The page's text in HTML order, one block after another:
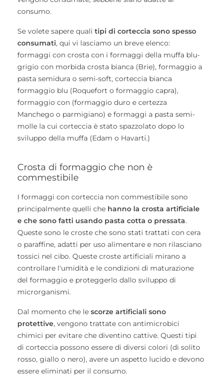
consumo.
Se volete sapere quali tipi di corteccia sono spesso
consumati, qui vi lasciamo un breve elenco:
formaggi con crosta con i formaggi della muffa blu-
grigio con morbida crosta bianca (Brie), formaggio a
pasta semidura o semi-soft, corteccia bianca
formaggio blu (Roquefort o formaggio capra),
formaggio con (formaggio duro e certezza
Manchego o parmigiano) e formaggi a pasta semi-
molle la cui corteccia è stato spazzolato dopo lo
sviluppo della muffa (Edam o Havarti.)
Crosta di formaggio che non è
commestibile
I formaggi con corteccia non commestibile sono
principalmente quelli che hanno la crosta artificiale
e che sono fatti usando pasta cotta o pressata.
Queste sono le croste che sono stati trattati con cera
o paraffine, adatti per uso alimentare e non rilasciano
tossici nel cibo. Queste croste artificiali mirano a
controllare l'umidità e le condizioni di maturazione
del formaggio e proteggerlo dallo sviluppo di
microrganismi.
Dal momento che le scorze artificiali sono
protettive, vengono trattate con antimicrobici
chimici per evitare che diventino cattive. Questi tipi
di corteccia possono essere di diversi colori (di solito
rosso, giallo o nero), avere un aspetto lucido e devono
essere eliminati per il consumo.